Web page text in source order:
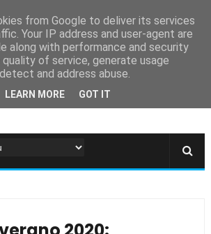
de
from Google to deliver its services
Your IP address and user-agent are
along with performance and security
of service, generate usage
and address abuse.
LEARN MORE GOT IT